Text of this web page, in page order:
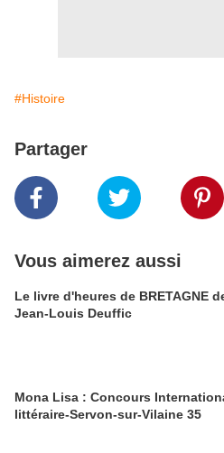
#Histoire
Partager
Vous aimerez aussi
Le livre d'heures de BRETAGNE
Jean-Louis Deuffic
Mona Lisa : Concours
littéraire-Servon-sur-Vilaine 35